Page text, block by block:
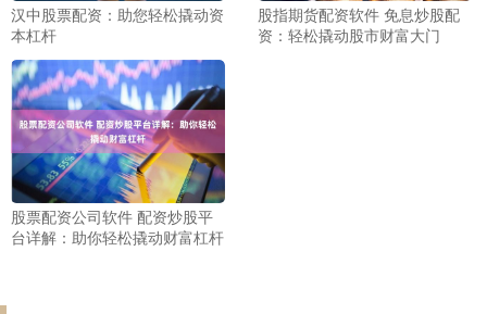
汉中股票配资：助您轻松撬动资
本杠杆
股指期货配资软件 免息炒股配
资：轻松撬动股市财富大门
股票配资公司软件 配资炒股平
台详解：助你轻松撬动财富杠杆